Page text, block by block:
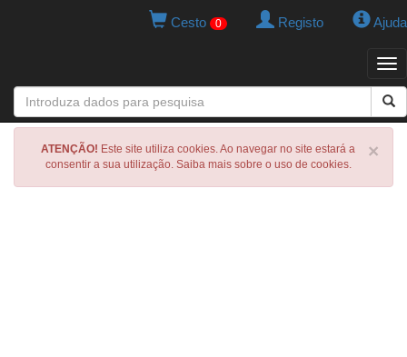
Cesto 0 Registo Ajuda
×
ATENÇÃO! Este site utiliza cookies. Ao navegar no site estará a
consentir a sua utilização. Saiba mais sobre o uso de cookies.